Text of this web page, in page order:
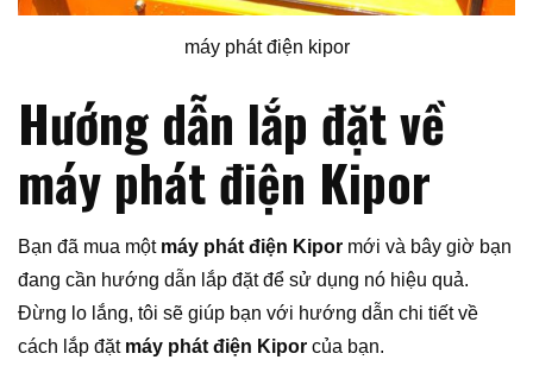
máy phát điện kipor
Hướng dẫn lắp đặt về
máy phát điện Kipor
Bạn đã mua một máy phát điện Kipor mới và bây giờ bạn
đang cần hướng dẫn lắp đặt để sử dụng nó hiệu quả.
Đừng lo lắng, tôi sẽ giúp bạn với hướng dẫn chi tiết về
cách lắp đặt máy phát điện Kipor của bạn.